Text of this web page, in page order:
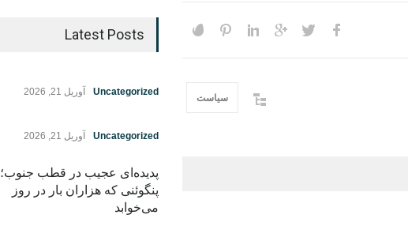
سیاست
Latest Posts
Uncategorized آوریل 21, 2026
Uncategorized آوریل 21, 2026
پدیده‌ای عجیب در قطب جنوب؛
پنگوئنی که هزاران بار در روز
می‌خوابد